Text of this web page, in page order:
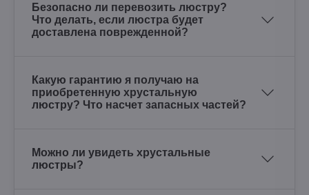
Безопасно ли перевозить люстру?
Что делать, если люстра будет
доставлена поврежденной?
Какую гарантию я получаю на
приобретенную хрустальную
люстру? Что насчет запасных частей?
Можно ли увидеть хрустальные
люстры?